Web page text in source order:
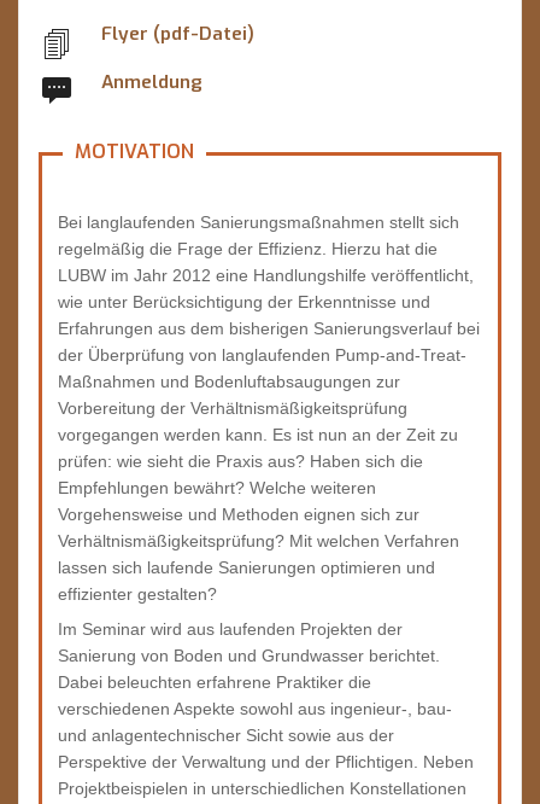
Flyer (pdf-Datei)
Anmeldung
MOTIVATION
Bei langlaufenden Sanierungsmaßnahmen stellt sich
regelmäßig die Frage der Effizienz. Hierzu hat die
LUBW im Jahr 2012 eine Handlungshilfe veröffentlicht,
wie unter Berücksichtigung der Erkenntnisse und
Erfahrungen aus dem bisherigen Sanierungsverlauf bei
der Überprüfung von langlaufenden Pump-and-Treat-
Maßnahmen und Bodenluftabsaugungen zur
Vorbereitung der Verhältnismäßigkeitsprüfung
vorgegangen werden kann. Es ist nun an der Zeit zu
prüfen: wie sieht die Praxis aus? Haben sich die
Empfehlungen bewährt? Welche weiteren
Vorgehensweise und Methoden eignen sich zur
Verhältnismäßigkeitsprüfung? Mit welchen Verfahren
lassen sich laufende Sanierungen optimieren und
effizienter gestalten?
Im Seminar wird aus laufenden Projekten der
Sanierung von Boden und Grundwasser berichtet.
Dabei beleuchten erfahrene Praktiker die
verschiedenen Aspekte sowohl aus ingenieur-, bau-
und anlagentechnischer Sicht sowie aus der
Perspektive der Verwaltung und der Pflichtigen. Neben
Projektbeispielen in unterschiedlichen Konstellationen